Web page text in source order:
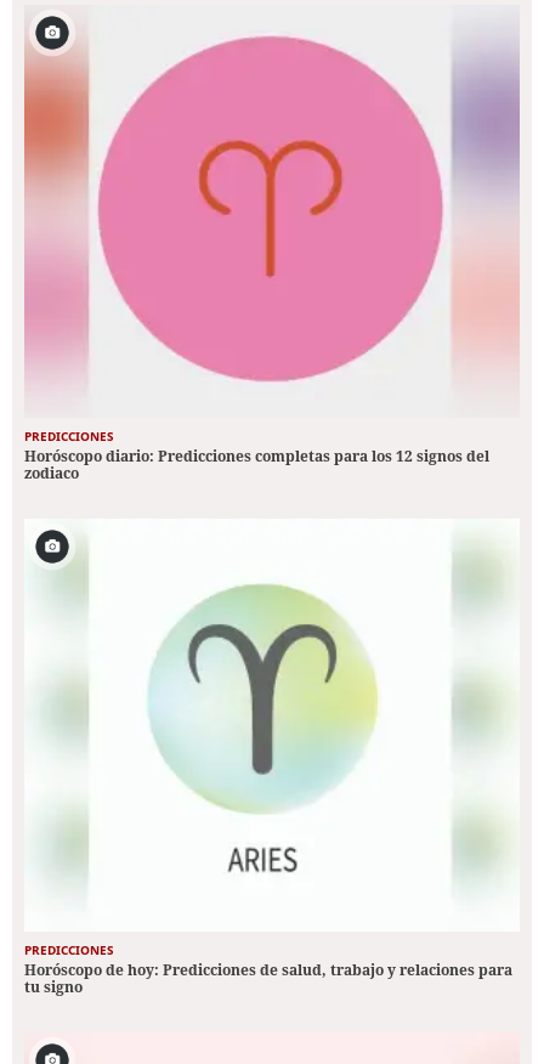
PREDICCIONES
Horóscopo diario: Predicciones completas para los 12 signos del
zodiaco
PREDICCIONES
Horóscopo de hoy: Predicciones de salud, trabajo y relaciones para
tu signo